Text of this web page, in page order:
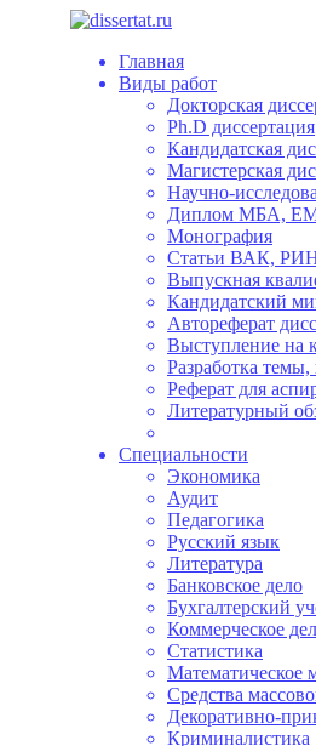
Главная
Виды работ
Докторская
Ph.D диссертация
Кандидатская
Магистерская
Научно-
Диплом МБА,
Монография
Статьи ВАК,
Выпускная
Кандидатский
Автореферат
Выступление на
Разработка
Реферат для
Литературный
Специальности
Экономика
Аудит
Педагогика
Русский язык
Литература
Банковское дело
Бухгалтерский
Коммерческое
Статистика
Математическое
Средства
Декоративно-
Криминалистика